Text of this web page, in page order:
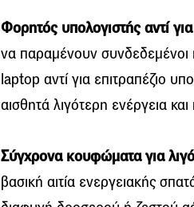
Φορητός υπολογιστής αντί
να παραμένουν συνδεδεμένοι
laptop αντί για επιτραπέζιο
αισθητά λιγότερη ενέργεια
Σύγχρονα κουφώματα για
βασική αιτία ενεργειακής